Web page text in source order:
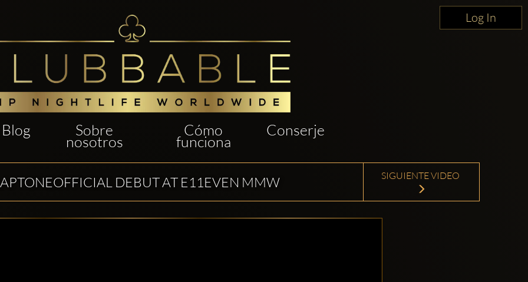
Log In
Blog Sobre
nosotros
Cómo
funciona
Conserje
DEBUT AT E11EVEN MMW SIGUIENTE VIDEO